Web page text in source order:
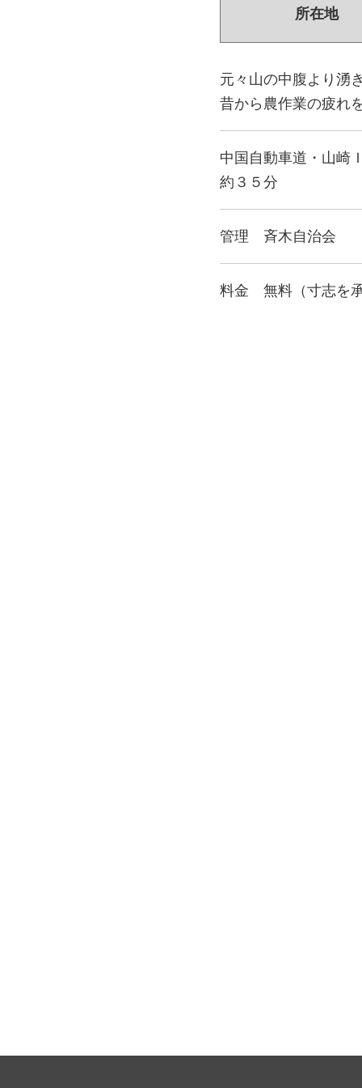
所在地
元々山の中腹より湧
昔から農作業の疲れ
中国自動車道・山崎
約３５分
管理 斉木自治会
料金 無料（寸志を